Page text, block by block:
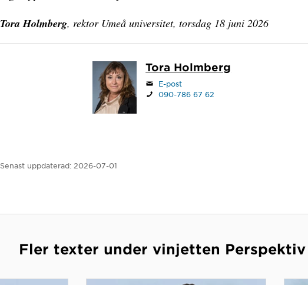
Tora Holmberg, rektor Umeå universitet, torsdag 18 juni 2026
Tora Holmberg
E-post
090-786 67 62
Senast uppdaterad: 2026-07-01
Fler texter under vinjetten Perspektiv